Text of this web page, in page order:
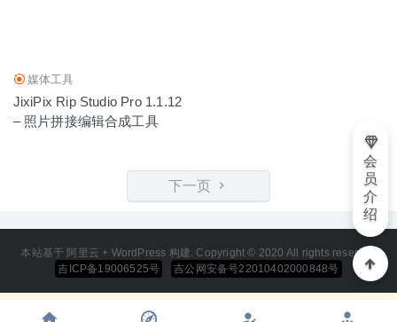
媒体工具
JixiPix Rip Studio Pro 1.1.12
– 照片拼接编辑合成工具
下一页
本站基于 阿里云 + WordPress 构建. Copyright © 2020 All rights reserved
吉ICP备19006525号
吉公网安备号22010402000848号
会
员
介
绍